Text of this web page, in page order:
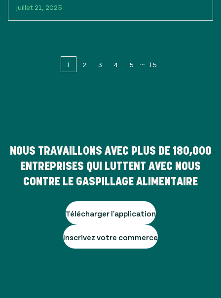
juillet 21, 2025
1 2 3 4 5 15
NOUS TRAVAILLONS AVEC PLUS DE 180,000
ENTREPRISES QUI LUTTENT AVEC NOUS
CONTRE LE GASPILLAGE ALIMENTAIRE
Télécharger l'application
Inscrivez votre commerce